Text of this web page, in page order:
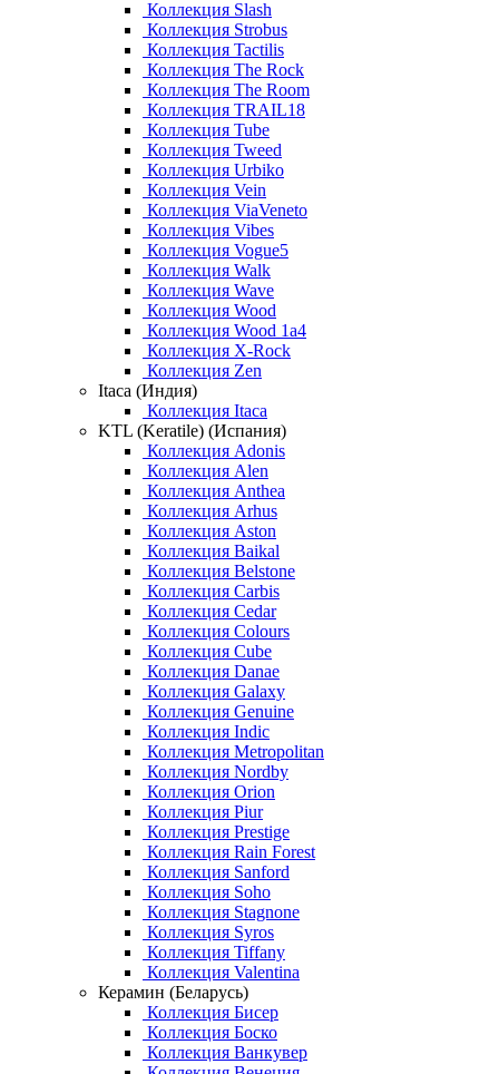
Коллекция Slash
Коллекция Strobus
Коллекция Tactilis
Коллекция The Rock
Коллекция The Room
Коллекция TRAIL18
Коллекция Tube
Коллекция Tweed
Коллекция Urbiko
Коллекция Vein
Коллекция ViaVeneto
Коллекция Vibes
Коллекция Vogue5
Коллекция Walk
Коллекция Wave
Коллекция Wood
Коллекция Wood 1a4
Коллекция X-Rock
Коллекция Zen
Itaca (Индия)
Коллекция Itaca
KTL (Keratile) (Испания)
Коллекция Adonis
Коллекция Alen
Коллекция Anthea
Коллекция Arhus
Коллекция Aston
Коллекция Baikal
Коллекция Belstone
Коллекция Carbis
Коллекция Cedar
Коллекция Colours
Коллекция Cube
Коллекция Danae
Коллекция Galaxy
Коллекция Genuine
Коллекция Indic
Коллекция Metropolitan
Коллекция Nordby
Коллекция Orion
Коллекция Piur
Коллекция Prestige
Коллекция Rain Forest
Коллекция Sanford
Коллекция Soho
Коллекция Stagnone
Коллекция Syros
Коллекция Tiffany
Коллекция Valentina
Керамин (Беларусь)
Коллекция Бисер
Коллекция Боско
Коллекция Ванкувер